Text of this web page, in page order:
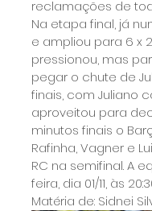
reclamações de
Na etapa final, já
e ampliou para 6 x
pressionou, mas
pegar o chute de
finais, com Juliano
aproveitou para
minutos finais o
Rafinha, Vagner e
RC na semifinal. A
feira, dia 01/11, às
Matéria de: Sidnei